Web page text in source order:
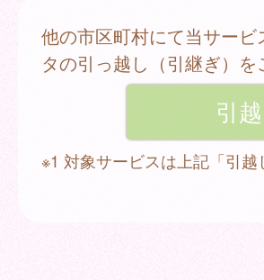
他の市区町村にて当サービ
タの引っ越し（引継ぎ）
※1 対象サービスは上記「引